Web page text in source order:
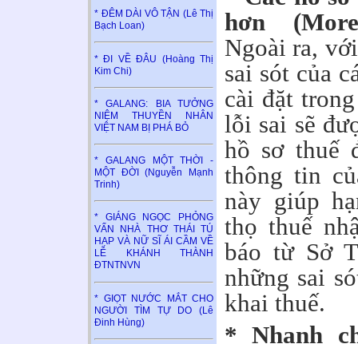
* ĐÊM DÀI VÔ TẬN (Lê Thị
Bạch Loan)
* ĐI VỀ ĐÂU (Hoàng Thị
Kim Chi)
* GALANG: BIA TƯỞNG
NIỆM THUYỀN NHÂN
VIỆT NAM BỊ PHÁ BỎ
* GALANG MỘT THỜI -
MỘT ĐỜI (Nguyễn Mạnh
Trinh)
* GIÁNG NGỌC PHỎNG
VẤN NHÀ THƠ THÁI TÚ
HẠP VÀ NỮ SĨ ÁI CẦM VỀ
LỄ KHÁNH THÀNH
ĐTNTNVN
* GIỌT NƯỚC MẮT CHO
NGƯỜI TÌM TỰ DO (Lê
Đinh Hùng)
hơn
Ngoài ra,
sai sót của
cài đặt
lỗi sai sẽ
hồ sơ thuế
thông tin
này giúp
thọ thuế
báo từ Sở
những sai
khai thuế.
* Nhanh